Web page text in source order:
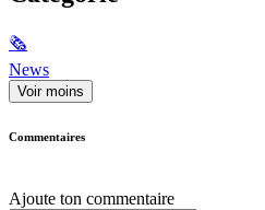
🗞
News
Voir moins
Commentaires
Ajoute ton commentaire